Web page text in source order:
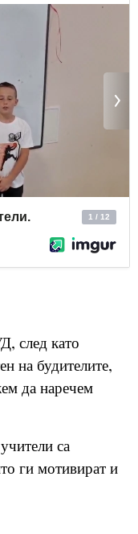
след като
на будителите,
да наречем
са
ги мотивират и